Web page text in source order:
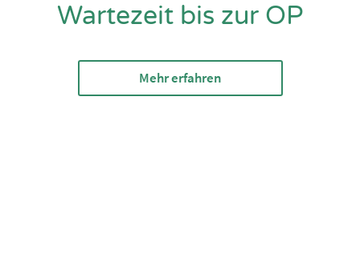
Wartezeit bis zur OP
Mehr erfahren